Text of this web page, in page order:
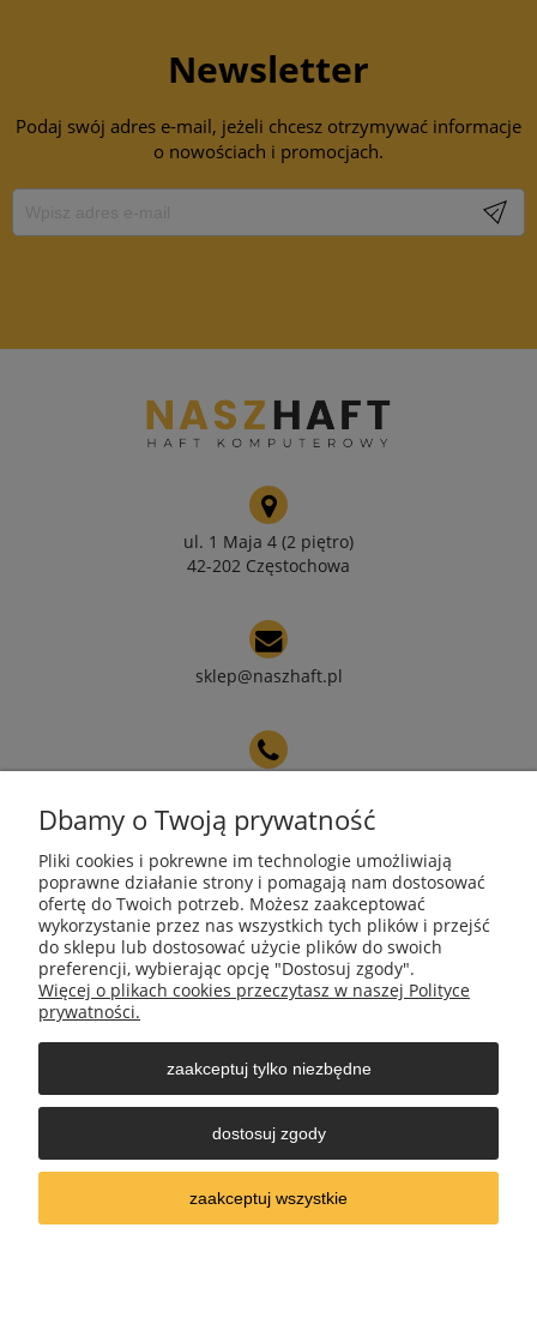
Newsletter
Podaj swój adres e-mail, jeżeli chcesz otrzymywać informacje
o nowościach i promocjach.
ul. 1 Maja 4 (2 piętro)
42-202 Częstochowa
sklep@naszhaft.pl
Pomoc
Moje konto
Informacje
O nas
Dbamy o Twoją prywatność
Pliki cookies i pokrewne im technologie umożliwiają
poprawne działanie strony i pomagają nam dostosować
ofertę do Twoich potrzeb. Możesz zaakceptować
wykorzystanie przez nas wszystkich tych plików i przejść
do sklepu lub dostosować użycie plików do swoich
preferencji, wybierając opcję "Dostosuj zgody".
Więcej o plikach cookies przeczytasz w naszej Polityce
prywatności.
zaakceptuj tylko niezbędne
dostosuj zgody
zaakceptuj wszystkie